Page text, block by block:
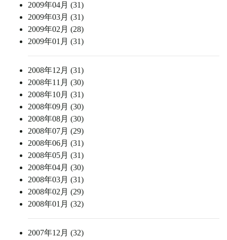
2009年04月 (31)
2009年03月 (31)
2009年02月 (28)
2009年01月 (31)
2008年12月 (31)
2008年11月 (30)
2008年10月 (31)
2008年09月 (30)
2008年08月 (30)
2008年07月 (29)
2008年06月 (31)
2008年05月 (31)
2008年04月 (30)
2008年03月 (31)
2008年02月 (29)
2008年01月 (32)
2007年12月 (32)